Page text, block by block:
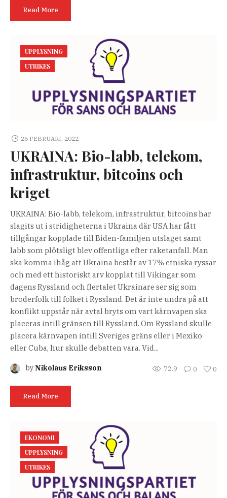
Read More
UPPLYSNING
UTRIKES
26 FEBRUARI, 2022
UKRAINA: Bio-labb, telekom,
infrastruktur, bitcoins och
kriget
UKRAINA: Bio-labb, telekom, infrastruktur, bitcoins har
slagits ut i stridigheterna i Ukraina där USA har fått
tillgångar kopplade till Biden-familjen utslaget samt
labb som plötsligt blev offentliga efter raketanfall. Man
ska komma ihåg att Ukraina består av 17% etniska ryssar
och med ett historiskt arv kopplat till Vikingar som
dagens Ryssland och flertalet Ukrainare ser sig som
broderfolk till folket i Ryssland. Det är inte undra på att
konflikt uppstår när avtal bryts om vart kärnvapen ska
placeras intill gränsen till Ryssland. Om Ryssland skulle
placera kärnvapen intill Sveriges gräns eller i Mexiko
eller Cuba, hur skulle debatten vara. Vid...
byNikolaus Eriksson 72.9 0 0
Read More
EKONOMI
UPPLYSNING
UTRIKES